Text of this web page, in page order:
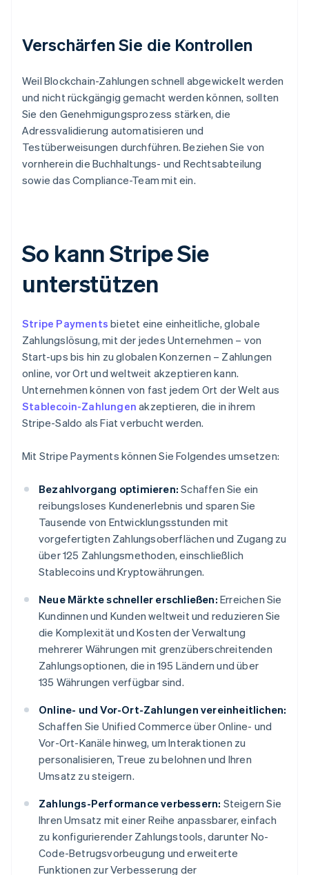
Verschärfen Sie die Kontrollen
Weil Blockchain-Zahlungen schnell abgewickelt werden
und nicht rückgängig gemacht werden können, sollten
Sie den Genehmigungsprozess stärken, die
Adressvalidierung automatisieren und
Testüberweisungen durchführen. Beziehen Sie von
vornherein die Buchhaltungs- und Rechtsabteilung
sowie das Compliance-Team mit ein.
So kann Stripe Sie
unterstützen
Stripe Payments bietet eine einheitliche, globale
Zahlungslösung, mit der jedes Unternehmen – von
Start-ups bis hin zu globalen Konzernen – Zahlungen
online, vor Ort und weltweit akzeptieren kann.
Unternehmen können von fast jedem Ort der Welt aus
Stablecoin-Zahlungen akzeptieren, die in ihrem
Stripe-Saldo als Fiat verbucht werden.
Mit Stripe Payments können Sie Folgendes umsetzen:
Bezahlvorgang optimieren: Schaffen Sie ein
reibungsloses Kundenerlebnis und sparen Sie
Tausende von Entwicklungsstunden mit
vorgefertigten Zahlungsoberflächen und Zugang zu
über 125 Zahlungsmethoden, einschließlich
Stablecoins und Kryptowährungen.
Neue Märkte schneller erschließen: Erreichen Sie
Kundinnen und Kunden weltweit und reduzieren Sie
die Komplexität und Kosten der Verwaltung
mehrerer Währungen mit grenzüberschreitenden
Zahlungsoptionen, die in 195 Ländern und über
135 Währungen verfügbar sind.
Online- und Vor-Ort-Zahlungen vereinheitlichen:
Schaffen Sie Unified Commerce über Online- und
Vor-Ort-Kanäle hinweg, um Interaktionen zu
personalisieren, Treue zu belohnen und Ihren
Umsatz zu steigern.
Zahlungs-Performance verbessern: Steigern Sie
Ihren Umsatz mit einer Reihe anpassbarer, einfach
zu konfigurierender Zahlungstools, darunter No-
Code-Betrugsvorbeugung und erweiterte
Funktionen zur Verbesserung der